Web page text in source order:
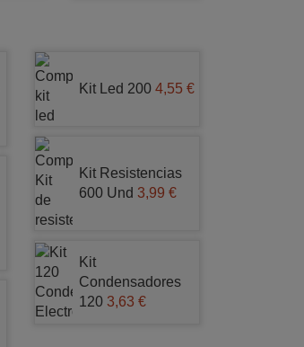
Kit Led 200 4,55 €
Kit Resistencias
600 Und 3,99 €
Kit
Condensadores
120 3,63 €